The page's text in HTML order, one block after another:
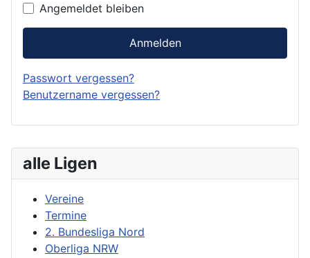
alle Ligen
Vereine
Termine
2. Bundesliga Nord
Oberliga NRW
Angemeldet bleiben
Anmelden
Passwort vergessen?
Benutzername vergessen?